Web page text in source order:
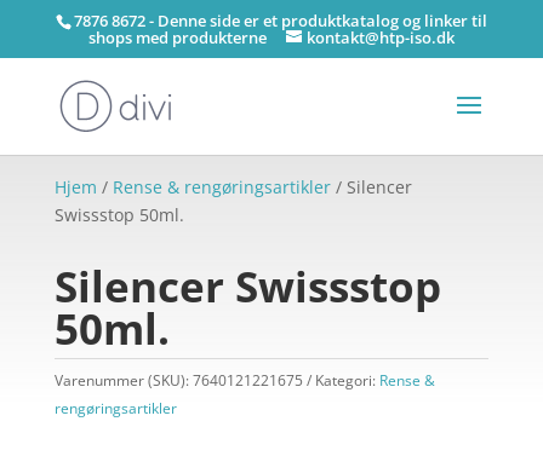
7876 8672 - Denne side er et produktkatalog og linker til
shops med produkterne kontakt@htp-iso.dk
Hjem / Rense & rengøringsartikler/ Silencer
Swissstop 50ml.
Silencer Swissstop
50ml.
Varenummer (SKU):7640121221675 Kategori: Rense &
rengøringsartikler